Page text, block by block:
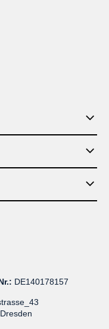
DE140178157